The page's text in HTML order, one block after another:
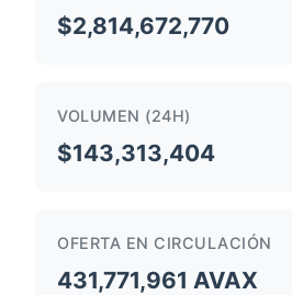
$2,814,672,770
VOLUMEN (24H)
$143,313,404
OFERTA EN CIRCULACIÓN
431,771,961 AVAX